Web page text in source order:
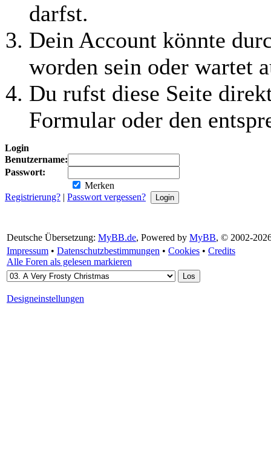
darfst.
Dein Account könnte
worden sein oder wartet
Du rufst diese Seite
Formular oder den
Login
Benutzername:
Passwort:
Merken
Registrierung? | Passwort vergessen?
Deutsche Übersetzung: MyBB.de, Powered by MyBB, © 2002-
Impressum • Datenschutzbestimmungen • Cookies • Credits
Alle Foren als gelesen markieren
Designeinstellungen